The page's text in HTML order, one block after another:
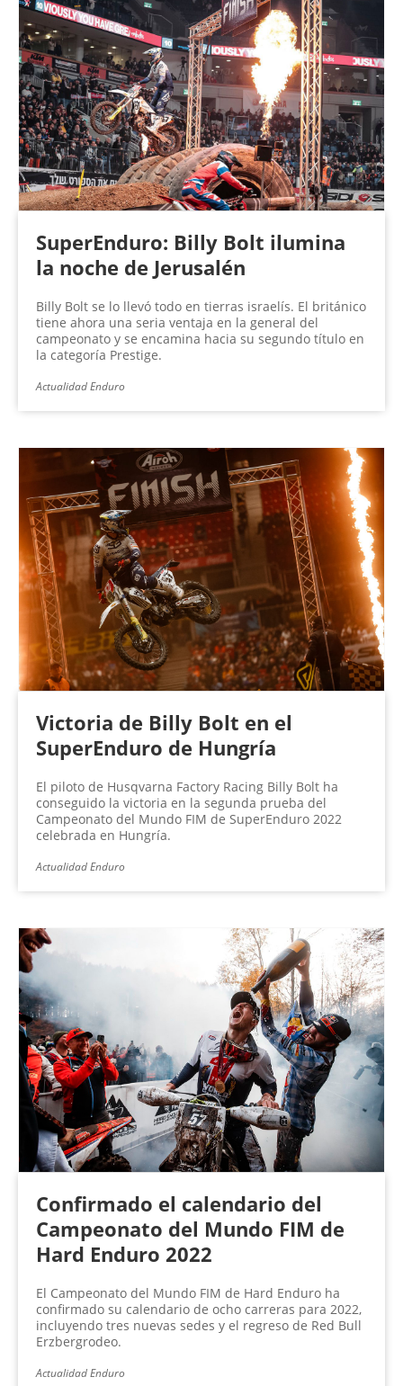
SuperEnduro: Billy Bolt ilumina
la noche de Jerusalén
Billy Bolt se lo llevó todo en tierras israelís. El británico
tiene ahora una seria ventaja en la general del
campeonato y se encamina hacia su segundo título en
la categoría Prestige.
Actualidad Enduro
Victoria de Billy Bolt en el
SuperEnduro de Hungría
El piloto de Husqvarna Factory Racing Billy Bolt ha
conseguido la victoria en la segunda prueba del
Campeonato del Mundo FIM de SuperEnduro 2022
celebrada en Hungría.
Actualidad Enduro
Confirmado el calendario del
Campeonato del Mundo FIM de
Hard Enduro 2022
El Campeonato del Mundo FIM de Hard Enduro ha
confirmado su calendario de ocho carreras para 2022,
incluyendo tres nuevas sedes y el regreso de Red Bull
Erzbergrodeo.
Actualidad Enduro